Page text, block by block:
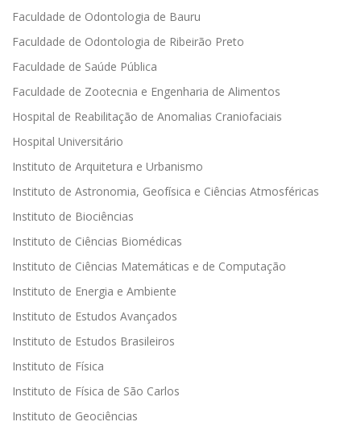
Faculdade de Odontologia de Bauru
Faculdade de Odontologia de Ribeirão Preto
Faculdade de Saúde Pública
Faculdade de Zootecnia e Engenharia de Alimentos
Hospital de Reabilitação de Anomalias Craniofaciais
Hospital Universitário
Instituto de Arquitetura e Urbanismo
Instituto de Astronomia, Geofísica e Ciências Atmosféricas
Instituto de Biociências
Instituto de Ciências Biomédicas
Instituto de Ciências Matemáticas e de Computação
Instituto de Energia e Ambiente
Instituto de Estudos Avançados
Instituto de Estudos Brasileiros
Instituto de Física
Instituto de Física de São Carlos
Instituto de Geociências